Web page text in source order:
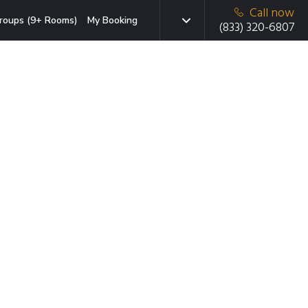
(9+ Rooms) My Booking
Call now
(833) 320-6807